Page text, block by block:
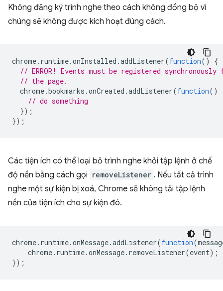
Không đăng ký trình nghe theo cách không đồng bộ vì
chúng sẽ không được kích hoạt đúng cách.
chrome. runtime.onInstalled .addListener(function()
{
// ERROR! Events must be registered
// the page.
chrome.bookmarks .onCreated .addListener(function()
// do something
});
});
Các tiện ích có thể loại bỏ trình nghe khỏi tập lệnh ở chế
độ nền bằng cách gọi removeListener . Nếu tất cả trình
nghe một sự kiện bị xoá, Chrome sẽ không tải tập lệnh
nền của tiện ích cho sự kiện đó.
chrome. runtime.onMessage.addListener(function(
chrome. runtime.onMessage. removeListener(event);
});